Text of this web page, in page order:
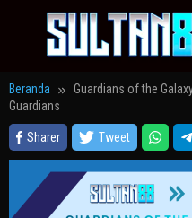
Beranda
Guardians of the
Guardians
Sharer Tweet